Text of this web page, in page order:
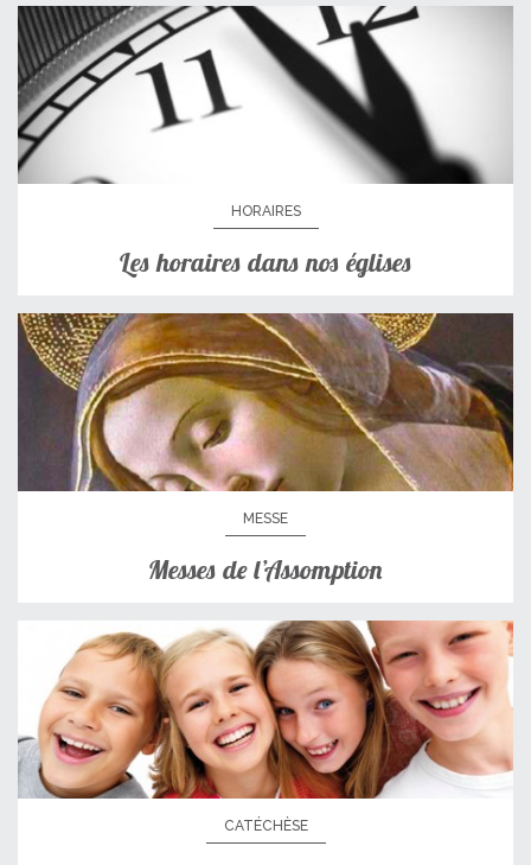
HORAIRES
Les horaires dans nos églises
MESSE
Messes de l’Assomption
CATÉCHÈSE